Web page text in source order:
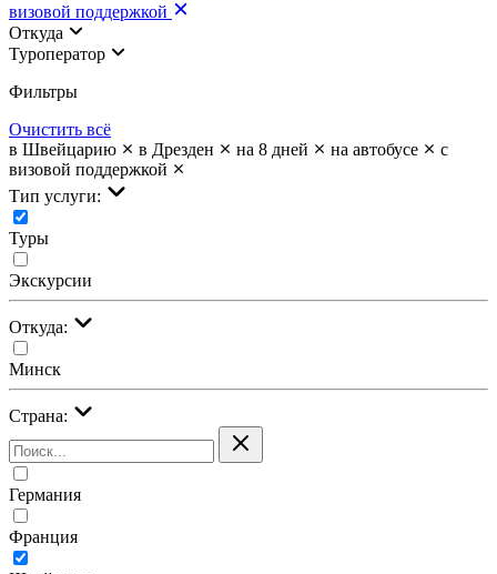
визовой поддержкой
Откуда
Туроператор
Фильтры
Очистить всё
в Швейцарию
в Дрезден на 8 дней на автобусе
с
визовой поддержкой
Тип услуги:
Туры
Экскурсии
Откуда:
Минск
Страна:
Германия
Франция